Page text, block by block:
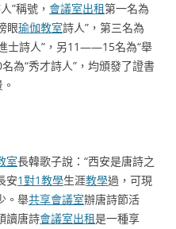
”稱號， 會議室出租第一名為
眼瑜伽教室詩人”，第三名為
士詩人”，另11——15名為“舉
為“秀才詩人”，均頒發了證書
室長韓歌子說：“西安是唐詩之
安1對1教學生涯教學過，可現
。舉共享會議室辦唐詩節活
讀唐詩會議室出租是一種享